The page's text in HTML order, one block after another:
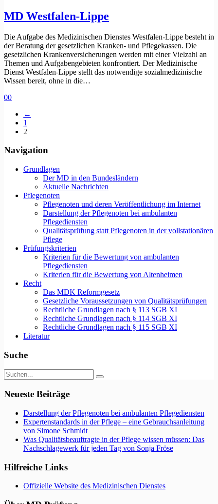
MD Westfalen-Lippe
Die Aufgabe des Medizinischen Dienstes Westfalen-Lippe besteht in
der Beratung der gesetzlichen Kranken- und Pflegekassen. Die
gesetzlichen Krankenversicherungen werden mit einer Vielzahl an
Themen und Aufgabengebieten konfrontiert. Der Medizinische
Dienst Westfalen-Lippe stellt das notwendige sozialmedizinische
Wissen bereit, ohne in die…
00
←
1
2
Navigation
Grundlagen
Der MD in den Bundesländern
Aktuelle Nachrichten
Pflegenoten
Pflegenoten und deren Veröffentlichung im Internet
Darstellung der Pflegenoten bei ambulanten
Pflegediensten
Qualitätsprüfung statt Pflegenoten in der vollstationären
Pflege
Prüfungskriterien
Kriterien für die Bewertung von ambulanten
Pflegediensten
Kriterien für die Bewertung von Altenheimen
Recht
Das MDK Reformgesetz
Gesetzliche Voraussetzungen von Qualitätsprüfungen
Rechtliche Grundlagen nach § 113 SGB XI
Rechtliche Grundlagen nach § 114 SGB XI
Rechtliche Grundlagen nach § 115 SGB XI
Literatur
Suche
Neueste Beiträge
Darstellung der Pflegenoten bei ambulanten Pflegediensten
Expertenstandards in der Pflege – eine Gebrauchsanleitung
von Simone Schmidt
Was Qualitätsbeauftragte in der Pflege wissen müssen: Das
Nachschlagewerk für jeden Tag von Sonja Fröse
Hilfreiche Links
Offizielle Website des Medizinischen Dienstes